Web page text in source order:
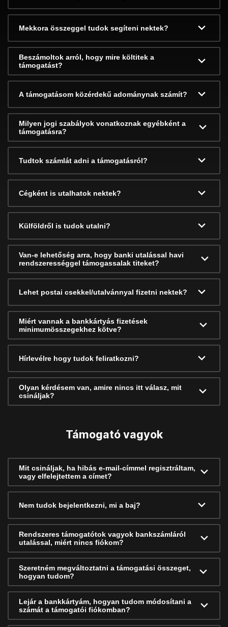
Mekkora összeggel tudok segíteni nektek?
Beszámoltok arról, hogy mire költitek a
támogatást?
A támogatásom közérdekű adománynak számít?
Milyen jogi szabályok vonatkoznak egyébként a
támogatásra?
Tudtok számlát adni a támogatásról?
Cégként is utalhatok nektek?
Külföldről is tudok utalni?
Van-e lehetőség arra, hogy banki utalással havi
rendszerességgel támogassalak titeket?
Lehet postai csekkel/utalvánnyal fizetni nektek?
Miért vannak a bankkártyás fizetések
minimumösszegekhez kötve?
Hírlevélre hogy tudok feliratkozni?
Olyan kérdésem van, amire nincs itt válasz, mit
csináljak?
Támogató vagyok
Mit csináljak, ha hibás e-mail-címmel regisztráltam,
vagy elfelejtettem a címet?
Nem tudok bejelentkezni, mi a baj?
Rendszeres támogatótok vagyok bankszámláról
utalással, miért nincs fiókom?
Szeretném megváltoztatni a támogatási összeget,
hogyan tudom?
Lejár a bankkártyám, hogyan tudom módosítani a
számát a támogatói fiókomban?